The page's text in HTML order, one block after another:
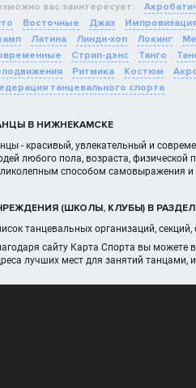
вас заинтересует:
Восточные Джаз
Латина Линди-хоп Локинг
Стрип-дэнс Танго
Ритмика Костюм
танцевального спорта
В НИЖНЕКАМСКЕ
- красивый, увлекательный и
любого пола, возраста, физической
способом самовыражения и
(ШКОЛЫ, КЛУБЫ) В
танцевальных организаций,
сайту Карта Спорта вы можете
лучших мест для занятий танцами,